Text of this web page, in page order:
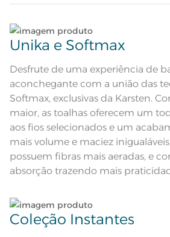
Composição
Cor Lunar
Cor Comercial Lunar/
Itens Inclusos
2 Toalhas
Rosto; 1
Medida
Toalha
Toalha
Acabamento
Lave tipos de tecidos distintos
ciclo;
Lave as peças no ciclo leve,
sua lavadora;
Enxágue as peças com bastante
Utilize a quantidade mínima de
bem;;
Unika e Softmax
Desfrute de uma experiência de
aconchegante com a união das
Softmax, exclusivas da Karsten.
maior, as toalhas oferecem um
aos fios selecionados e um
mais volume e maciez
possuem fibras mais aeradas, e
absorção trazendo mais
Coleção Instantes